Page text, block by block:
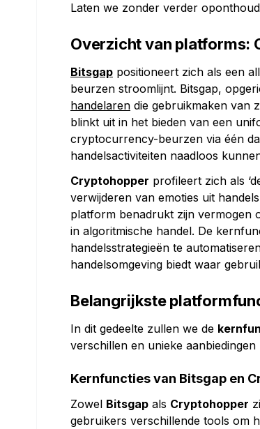
Laten we zonder verder
Overzicht van platforms:
Bitsgap positioneert zich als een
beurzen stroomlijnt. Bitsgap,
handelaren die gebruikmaken van
blinkt uit in het bieden van een
cryptocurrency-beurzen via één
handelsactiviteiten naadloos
Cryptohopper profileert zich als
verwijderen van emoties uit
platform benadrukt zijn vermogen
in algoritmische handel. De
handelsstrategieën te
handelsomgeving biedt waar
Belangrijkste
In dit gedeelte zullen we de
verschillen en unieke
Kernfuncties van Bitsgap en
Zowel Bitsgap als Cryptohopper
gebruikers verschillende tools om